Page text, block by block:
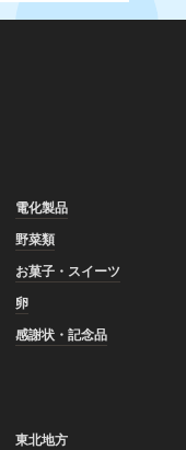
電化製品
野菜類
お菓子・スイーツ
卵
感謝状・記念品
東北地方